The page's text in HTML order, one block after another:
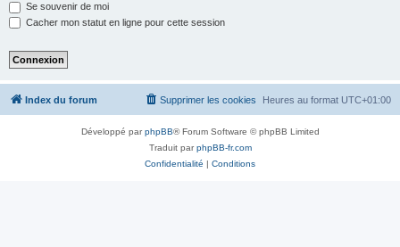
Se souvenir de moi
Cacher mon statut en ligne pour cette session
Index du forum Heures au format UTC+01:00
Supprimer les cookies
Développé parphpBB® Forum Software © phpBB Limited
Traduit parphpBB-fr.com
Confidentialité | Conditions